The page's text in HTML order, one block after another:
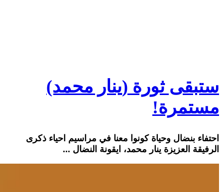
ستبقى ثورة (ينار محمد)
مستمرة!
احتفاء بنضال وحياة كونوا معنا في مراسيم احياء ذكرى
الرفيقة العزيزة ينار محمد، ايقونة النضال ...